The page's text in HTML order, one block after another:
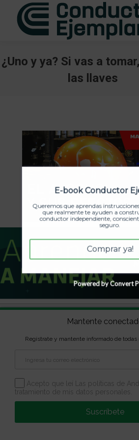
¿Uno y ya? Si vas a
las llaves
propiedad de la Escuela Andina |
reservados
Aviso Legal Política de Privacidad
Mantente
Regístrate y mantente informado de todas
Acepto que leí Las políticas de
tratamiento de mis datos personales.
Suscríbete
E-book Conductor
Queremos que aprendas
que realmente te ayuden a
conductor independiente,
seguro.
Comprar ya!
Powered by Convert